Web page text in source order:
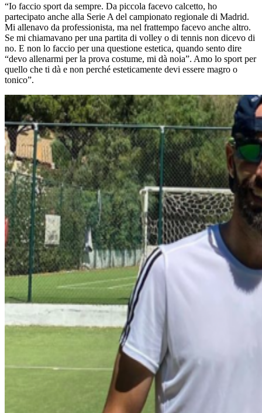
“Io faccio sport da sempre. Da piccola facevo calcetto, ho
partecipato anche alla Serie A del campionato regionale di Madrid.
Mi allenavo da professionista, ma nel frattempo facevo anche altro.
Se mi chiamavano per una partita di volley o di tennis non dicevo di
no. E non lo faccio per una questione estetica, quando sento dire
“devo allenarmi per la prova costume, mi dà noia”. Amo lo sport per
quello che ti dà e non perché esteticamente devi essere magro o
tonico”.